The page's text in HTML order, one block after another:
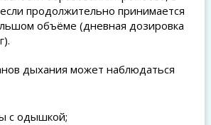
продолжительно принимается
объёме (дневная дозировка
дыхания может наблюдаться
с одышкой;